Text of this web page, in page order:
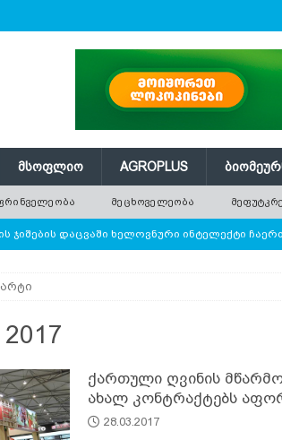
ᲛᲡᲝᲤᲚᲘᲝ AGROPLUS
ᲛᲔᲪᲮᲝᲕᲔᲚᲔᲝᲑᲐ
ჯიშების დაცვაში ხელოვნური ინტელექტი
ნერგი — რატომ ვერ ანაცვლებს დარგვა
არეგულირებს
რომლის პოპულარობა მსოფლიოში
ქართული ღვინის
ახალ კონტრაქტებს
28.03.2017